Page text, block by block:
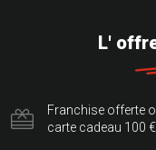
L'
Franchise offerte
carte cadeau 100 €